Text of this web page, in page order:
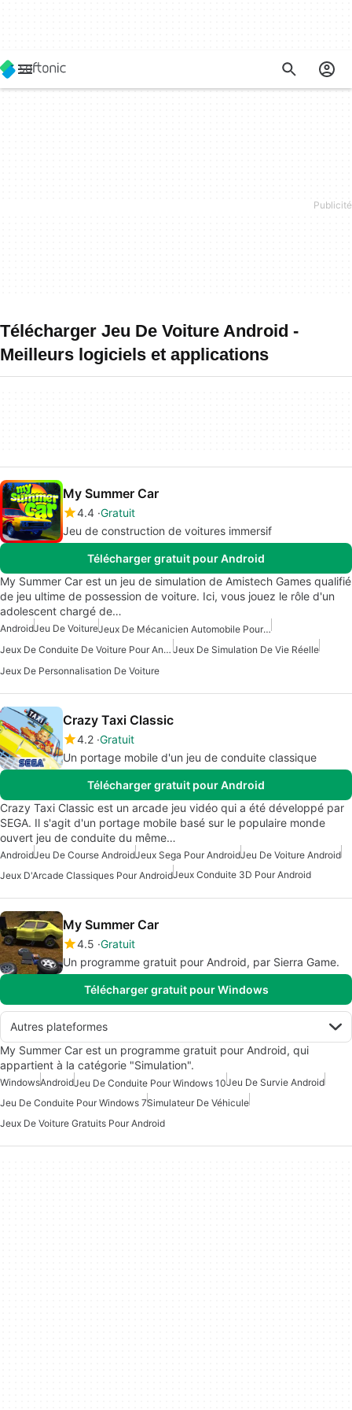
Télécharger Jeu De Voiture Android -
Meilleurs logiciels et applications
My Summer Car
4.4 Gratuit
Jeu de construction de voitures immersif
Télécharger gratuit pour Android
My Summer Car est un jeu de simulation de Amistech Games qualifié
de jeu ultime de possession de voiture. Ici, vous jouez le rôle d'un
adolescent chargé de…
AndroidJeu De Voiture
Jeux De Mécanicien Automobile Pour Android
Jeux De Conduite De Voiture Pour Android Jeux De Simulation De Vie Réelle
Jeux De Personnalisation De Voiture
Crazy Taxi Classic
4.2 Gratuit
Un portage mobile d'un jeu de conduite classique
Télécharger gratuit pour Android
Crazy Taxi Classic est un arcade jeu vidéo qui a été développé par
SEGA. Il s'agit d'un portage mobile basé sur le populaire monde
ouvert jeu de conduite du même…
AndroidJeu De Course AndroidJeux Sega Pour AndroidJeu De Voiture Android
Jeux D'Arcade Classiques Pour AndroidJeux Conduite 3D Pour Android
My Summer Car
4.5 Gratuit
Un programme gratuit pour Android, par Sierra Game.
Télécharger gratuit pour Windows
Autres plateformes
My Summer Car est un programme gratuit pour Android, qui
appartient à la catégorie "Simulation".
WindowsAndroidJeu De Conduite Pour Windows 10Jeu De Survie Android
Jeu De Conduite Pour Windows 7Simulateur De Véhicule
Jeux De Voiture Gratuits Pour Android